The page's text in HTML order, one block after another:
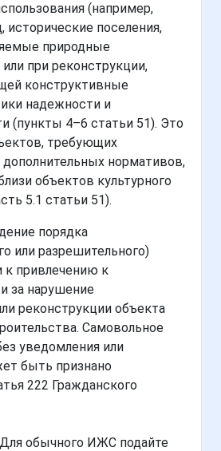
(например,
исторические поселения,
природные
при реконструкции,
конструктивные
надежности и
(пункты 4–6 статьи 51). Это
требующих
нормативов,
объектов культурного
5.1 статьи 51).
порядка
или разрешительного)
привлечению к
за нарушение
реконструкции объекта
Самовольное
уведомления или
быть признано
222 Гражданского
Для обычного ИЖС подайте